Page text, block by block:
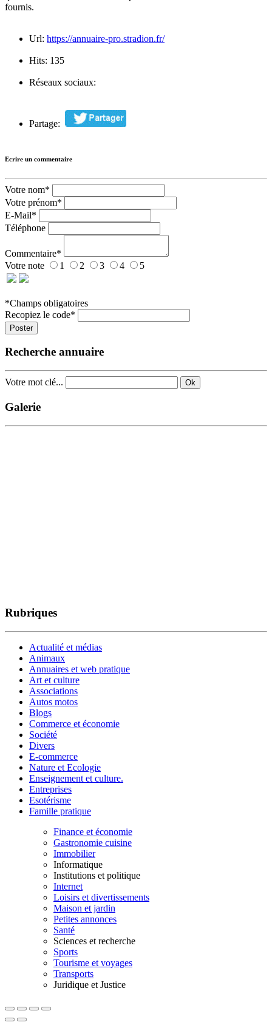
fournis.
Url: https://annuaire-pro.stradion.fr/
Hits: 135
Réseaux sociaux:
Partage:
Ecrire un commentaire
Votre nom*
Votre prénom*
E-Mail*
Téléphone
Commentaire*
Votre note
1 2 3 4 5
*Champs obligatoires
Recopiez le code*
Poster
Recherche annuaire
Votre mot clé... Ok
Galerie
Rubriques
Actualité et médias
Animaux
Annuaires et web pratique
Art et culture
Associations
Autos motos
Blogs
Commerce et économie
Société
Divers
E-commerce
Nature et Ecologie
Enseignement et culture.
Entreprises
Esotérisme
Famille pratique
Finance et économie
Gastronomie cuisine
Immobilier
Informatique
Institutions et politique
Internet
Loisirs et divertissements
Maison et jardin
Petites annonces
Santé
Sciences et recherche
Sports
Tourisme et voyages
Transports
Juridique et Justice